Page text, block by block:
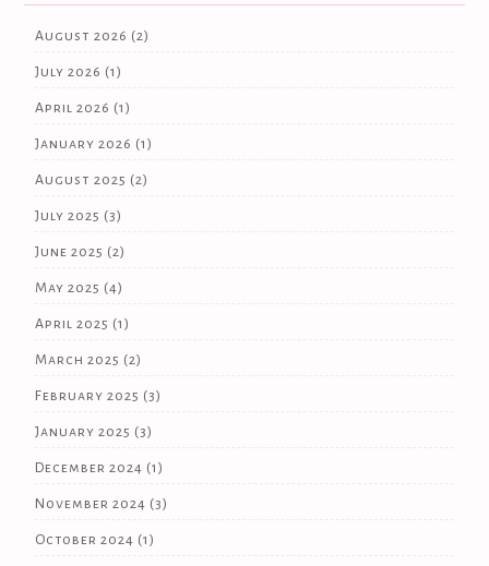
August 2026 (2)
July 2026 (1)
April 2026 (1)
January 2026 (1)
August 2025 (2)
July 2025 (3)
June 2025 (2)
May 2025 (4)
April 2025 (1)
March 2025 (2)
February 2025 (3)
January 2025 (3)
December 2024 (1)
November 2024 (3)
October 2024 (1)